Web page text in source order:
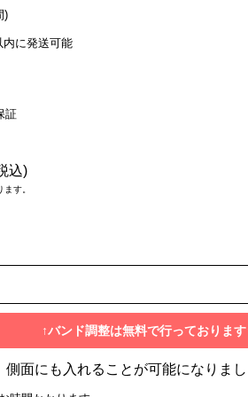
)
に発送可能
証
込)
す。
↑バンド調整は無料で行っております
面にも入れることが可能になりま